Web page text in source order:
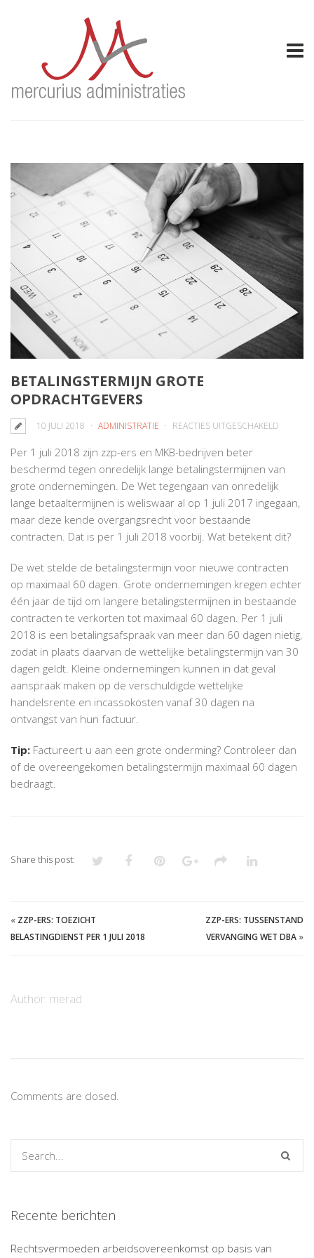
BETALINGSTERMIJN GROTE
OPDRACHTGEVERS
10 JULI 2018 ADMINISTRATIE REACTIES UITGESCHAKELD
Per 1 juli 2018 zijn zzp-ers en MKB-bedrijven beter
beschermd tegen onredelijk lange betalingstermijnen van
grote ondernemingen. De Wet tegengaan van onredelijk
lange betaaltermijnen is weliswaar al op 1 juli 2017 ingegaan,
maar deze kende overgangsrecht voor bestaande
contracten. Dat is per 1 juli 2018 voorbij. Wat betekent dit?
De wet stelde de betalingstermijn voor nieuwe contracten
op maximaal 60 dagen. Grote ondernemingen kregen echter
één jaar de tijd om langere betalingstermijnen in bestaande
contracten te verkorten tot maximaal 60 dagen. Per 1 juli
2018 is een betalingsafspraak van meer dan 60 dagen nietig,
zodat in plaats daarvan de wettelijke betalingstermijn van 30
dagen geldt. Kleine ondernemingen kunnen in dat geval
aanspraak maken op de verschuldigde wettelijke
handelsrente en incassokosten vanaf 30 dagen na
ontvangst van hun factuur.
Tip: Factureert u aan een grote onderming? Controleer dan
of de overeengekomen betalingstermijn maximaal 60 dagen
bedraagt.
Share this post:
« ZZP-ERS: TOEZICHT
BELASTINGDIENST PER 1 JULI 2018
ZZP-ERS: TUSSENSTAND
VERVANGING WET DBA »
Author: merad
Comments are closed.
Recente berichten
Rechtsvermoeden arbeidsovereenkomst op basis van